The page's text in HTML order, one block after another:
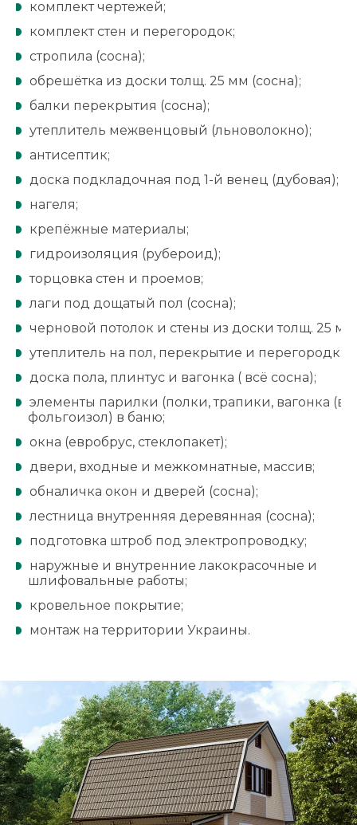
комплект чертежей;
комплект стен и перегородок;
стропила (сосна);
обрешётка из доски толщ. 25 мм (сосна);
балки перекрытия (сосна);
утеплитель межвенцовый (льноволокно);
антисептик;
доска подкладочная под 1-й венец (дубовая);
нагеля;
крепёжные материалы;
гидроизоляция (рубероид);
торцовка стен и проемов;
лаги под дощатый пол (сосна);
черновой потолок и стены из доски толщ. 25 мм
утеплитель на пол, перекрытие и перегородки;
доска пола, плинтус и вагонка ( всё сосна);
элементы парилки (полки, трапики, вагонка
фольгоизол) в баню;
окна (евробрус, стеклопакет);
двери, входные и межкомнатные, массив;
обналичка окон и дверей (сосна);
лестница внутренняя деревянная (сосна);
подготовка штроб под электропроводку;
наружные и внутренние лакокрасочные и
шлифовальные работы;
кровельное покрытие;
монтаж на территории Украины.